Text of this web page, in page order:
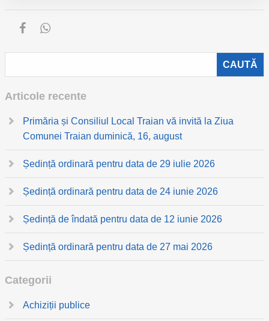
Articole recente
Primăria și Consiliul Local Traian vă invită la Ziua
Comunei Traian duminică, 16, august
Ședință ordinară pentru data de 29 iulie 2026
Ședință ordinară pentru data de 24 iunie 2026
Ședință de îndată pentru data de 12 iunie 2026
Ședință ordinară pentru data de 27 mai 2026
Categorii
Achiziții publice